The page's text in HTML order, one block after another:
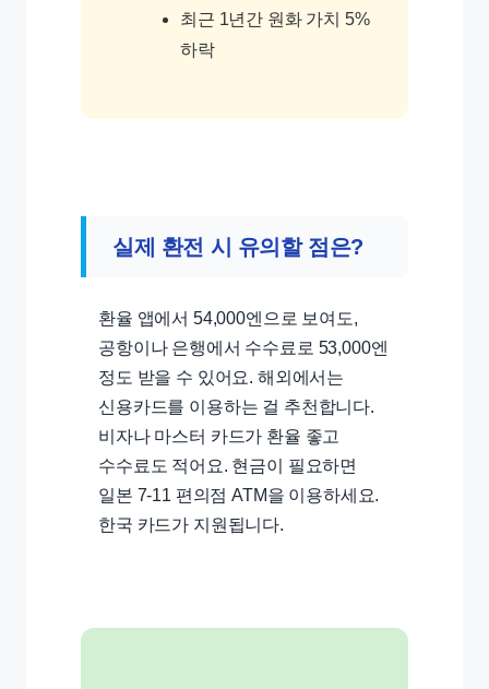
최근 1년간 원화 가치 5%
하락
실제 환전 시 유의할 점은?
환율 앱에서 54,000엔으로 보여도,
공항이나 은행에서 수수료로 53,000엔
정도 받을 수 있어요. 해외에서는
신용카드를 이용하는 걸 추천합니다.
비자나 마스터 카드가 환율 좋고
수수료도 적어요. 현금이 필요하면
일본 7-11 편의점 ATM을 이용하세요.
한국 카드가 지원됩니다.